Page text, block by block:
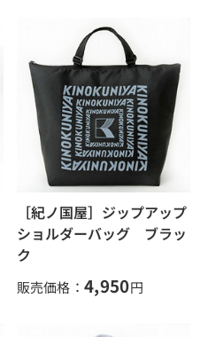
［紀ノ国屋］ジップアップ
ショルダーバッグ ブラッ
ク
販売価格： 4,950円